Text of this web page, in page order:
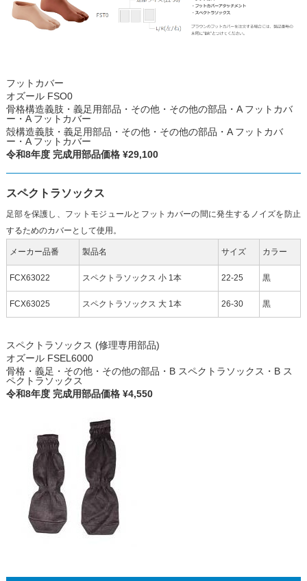
フットカバー
オズール FSO0
骨格構造義肢・義足用部品・その他・その他の部品・A フットカバ
ー・A フットカバー
殻構造義肢・義足用部品・その他・その他の部品・A フットカバ
ー・A フットカバー
令和8年度 完成用部品価格 ¥29,100
スペクトラソックス
足部を保護し、フットモジュールとフットカバーの間に発生するノイズを防止
するためのカバーとして使用。
メーカー品番 製品名 サイズ カラー
FCX63022 スペクトラソックス 小 1本 22-25 黒
FCX63025 スペクトラソックス 大 1本 26-30 黒
スペクトラソックス (修理専用部品)
オズール FSEL6000
骨格・義足・その他・その他の部品・B スペクトラソックス・B ス
ペクトラソックス
令和8年度 完成用部品価格 ¥4,550